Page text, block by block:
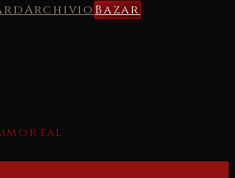
ArchivioBazar